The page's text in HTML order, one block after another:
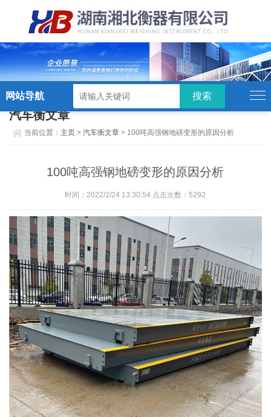
硬汉视频,硬汉视频app下载,硬汉视频ios
下载苹果版,硬汉视频app安卓破解版
网站导航
汽车衡文章
当前位置： 主页 >汽车衡文章 > 100吨高强钢地磅变形的原因分析
100吨高强钢地磅变形的原因分析
时间：2022/2/24 13:30:54 点击次数：5292